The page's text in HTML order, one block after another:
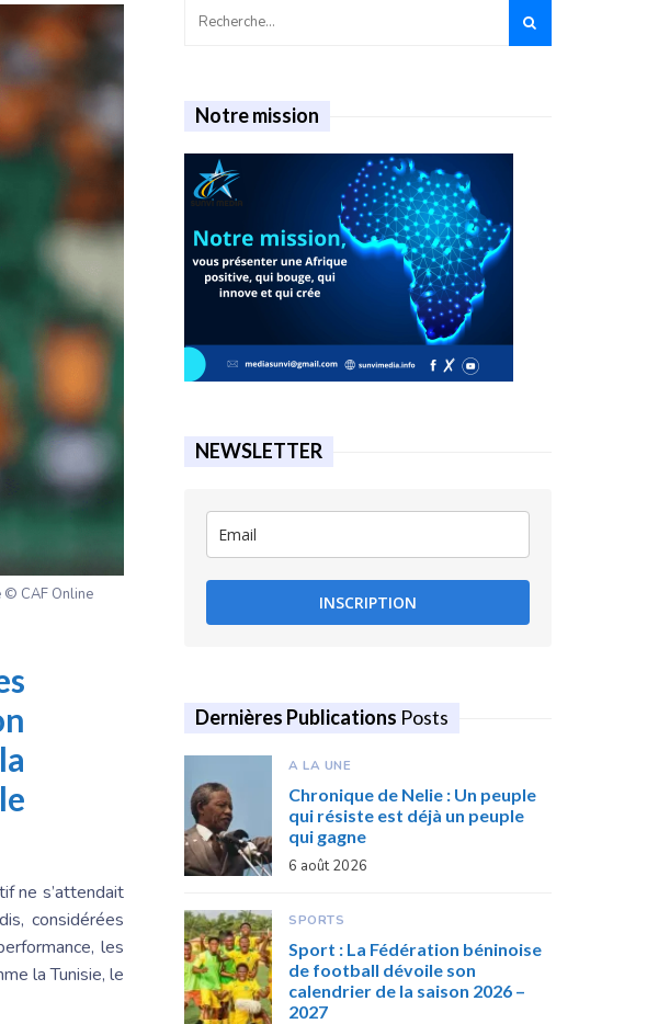
© CAF Online
ne s’attendait
considérées
les
la Tunisie, le
Notre mission
NEWSLETTER
INSCRIPTION
Dernières Publications Posts
A LA UNE
Chronique de Nelie : Un peuple
qui résiste est déjà un peuple
qui gagne
6 août 2026
SPORTS
Sport : La Fédération béninoise
de football dévoile son
calendrier de la saison 2026 –
2027